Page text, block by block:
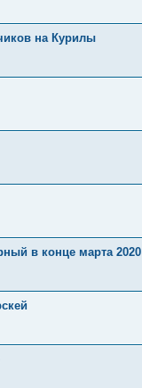
на Курилы
в конце марта 2020